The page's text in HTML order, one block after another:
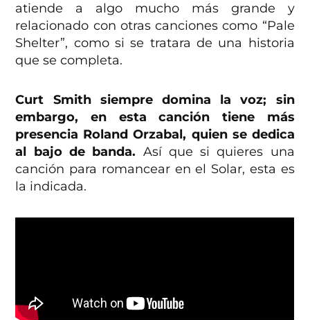
atiende a algo mucho más grande y
relacionado con otras canciones como “Pale
Shelter”, como si se tratara de una historia
que se completa.
Curt Smith siempre domina la voz; sin
embargo, en esta canción tiene más
presencia Roland Orzabal, quien se dedica
al bajo de banda. Así que si quieres una
canción para romancear en el Solar, esta es
la indicada.